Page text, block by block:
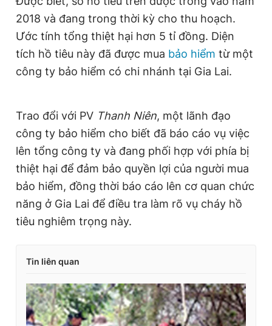
2018 và đang trong thời kỳ cho thu hoạch.
Ước tính tổng thiệt hại hơn 5 tỉ đồng. Diện
tích hồ tiêu này đã được mua bảo hiểm từ một
công ty bảo hiểm có chi nhánh tại Gia Lai.
Trao đổi với PV Thanh Niên, một lãnh đạo
công ty bảo hiểm cho biết đã báo cáo vụ việc
lên tổng công ty và đang phối hợp với phía bị
thiệt hại để đảm bảo quyền lợi của người mua
bảo hiểm, đồng thời báo cáo lên cơ quan chức
năng ở Gia Lai để điều tra làm rõ vụ cháy hồ
tiêu nghiêm trọng này.
Tin liên quan